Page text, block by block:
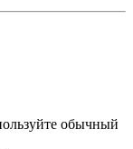
обычный